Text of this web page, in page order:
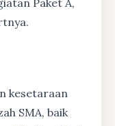
Paket A,
kesetaraan
SMA, baik